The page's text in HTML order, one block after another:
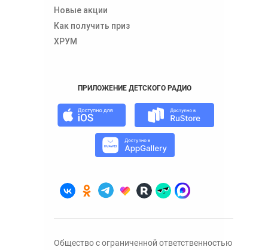
Новые акции
Как получить приз
ХРУМ
ПРИЛОЖЕНИЕ ДЕТСКОГО РАДИО
Общество с ограниченной ответственностью